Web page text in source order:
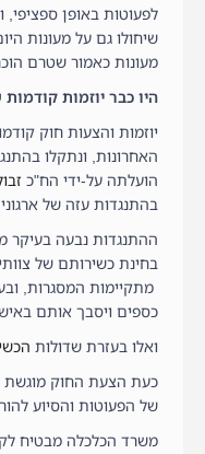
לפעוטות באופן ספציפי,
שיחולו גם על מעונות
מעונות כאמור שטרם
היו כבר יוזמות
יוזמות והצעות חוק
האחרונות, ונתקלו
הועלתה על-ידי הח"כ
בהתנגדות עזה של
ההתנגדות נבעה בעיקר
בחינת כשירותם של
מתקיימות המסגרות,
כספים ויסבך אותם
ואלו בעזרת שדולות
כעת הצעת החוק
של הפעוטות והסיוע
משרד הכלכלה מבטיח